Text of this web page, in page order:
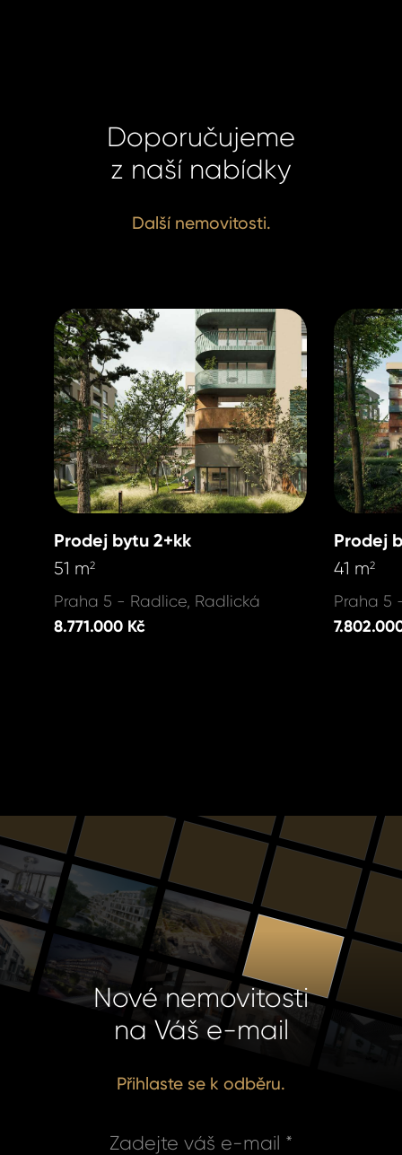
Doporučujeme
z naší nabídky
Další nemovitosti.
Prodej bytu 2+kk
51 m2
Praha 5 - Radlice, Radlická
8.771.000 Kč
Prodej
41 m2
Praha 5
Nové nemovitosti
na Váš e-mail
Přihlaste se k odběru.
Zadejte váš e-mail *